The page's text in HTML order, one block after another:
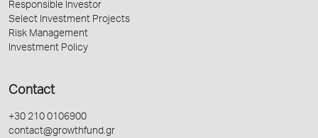
Responsible Investor
Select Investment Projects
Risk Management
Investment Policy
Contact
+30 210 0106900
contact@growthfund.gr